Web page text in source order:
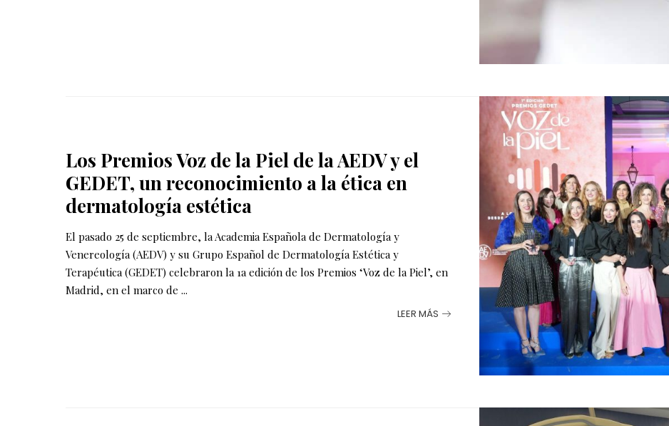
Los Premios Voz de la Piel de la AEDV y el
GEDET, un reconocimiento a la ética en
dermatología estética
El pasado 25 de septiembre, la Academia Española de Dermatología y
Venereología (AEDV) y su Grupo Español de Dermatología Estética y
Terapéutica (GEDET) celebraron la 1a edición de los Premios ‘Voz de la Piel’, en
Madrid, en el marco de ...
LEER MÁS